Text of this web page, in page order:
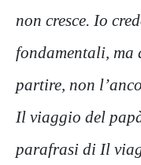
non cresce. Io
fondamentali, ma
partire, non
Il viaggio del
parafrasi di Il